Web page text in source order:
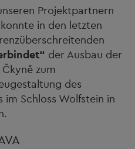
Projektpartnern
in den letzten
der Ausbau der
zum
des
im Schloss Wolfstein in